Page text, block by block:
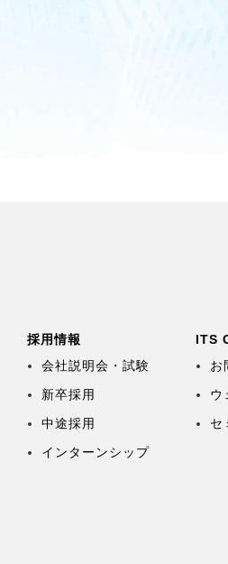
採用情報
会社説明会・試験
新卒採用
中途採用
インターンシップ
ITS
お
ウ
セ